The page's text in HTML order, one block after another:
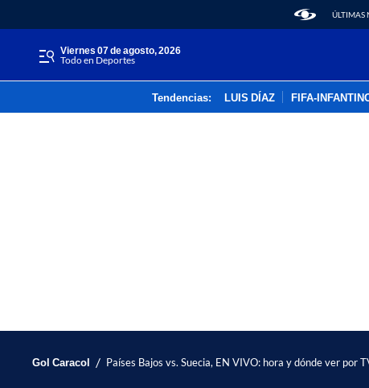
ÚLTIMAS
viernes 07 de agosto, 2026
Todo en Deportes
Tendencias: LUIS DÍAZ FIFA-
Gol Caracol / Países Bajos vs. Suecia, EN VIVO: hora y dónde ver por